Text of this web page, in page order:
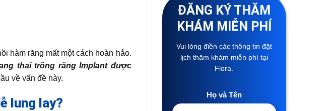
hàm răng mất một cách hoàn hảo.
thai trồng răng Implant được
về vấn đề này.
lung lay?
ĐĂNG KÝ THĂM
KHÁM MIỄN PHÍ
Vui lòng điền các thông tin đặt
lịch thăm khám miễn phí tại
Flora.
Họ và Tên